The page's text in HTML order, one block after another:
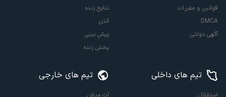
قوانین و مقررات
DMCA
آگهی دولتی
نتایج زنده
آنتن
پیش بینی
پخش زنده
تیم های داخلی
استقلال
تیم های خارجی
آث میلان